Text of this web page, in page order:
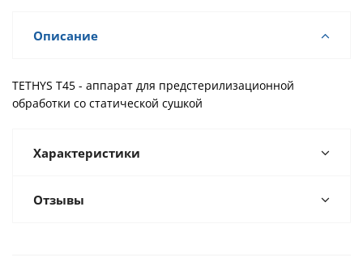
Описание
TETHYS T45 - аппарат для предстерилизационной
обработки со статической сушкой
Характеристики
Отзывы